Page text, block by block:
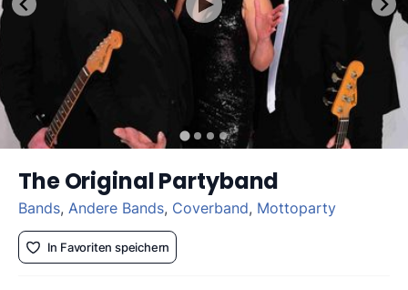
The Original Partyband
Bands, Andere Bands, Coverband, Mottoparty
In Favoriten speichern